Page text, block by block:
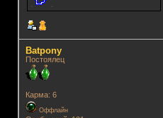
Batpony
Постоялец
Карма: 6
Оффлайн